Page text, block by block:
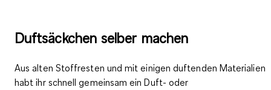
Duftsäckchen selber machen
Aus alten Stoffresten und mit einigen duftenden Materialien
habt ihr schnell gemeinsam einDuft- oder